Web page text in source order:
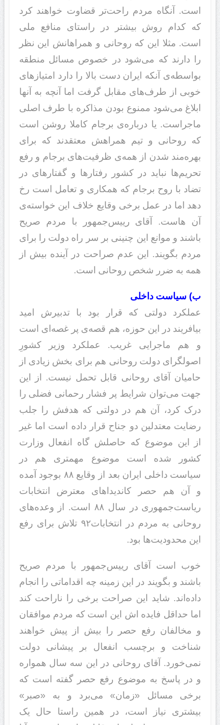
است. آنگاه مردم راحت‌تر قضاوت خواهند کرد
که کدام روش بیشتر در راستای منافع ملی
است. مثلا این که روحانی و همراهانش این نظر
را دارند که می‌شود در خصوص مسائل منطقه
بواسطه‌ی آنکه ایران دست بالا را دارد امتیازهای
خوبی از طرف‌های مقابل گرفت اما آنچه به آنها
ابلاغ می‌شود ‌‌‌ممنوع بودن مذاکره‌‌‌ با طرف اصلی
ماجراست. یا درباره‌ی برجام کاملا روشن است
که روحانی و تیم همراهش معتقدند که برای
بهره‌مند شدن از همه‌ی ظرفیت‌های برجام و رفع
تحریم‌ها نباید در کشور رفتارها و گفتارهای در
تضاد با روح برجام که همکاری و تعامل است رخ
دهد اما در عمل برخی وقایع خلاف این خواسته‌ی
آن هاست. آقای رییس‌جمهور ‌با مردم صریح
باشند و موانع این چنینی بر سر راه دولت را برای
مردم بگویند. این عدم صراحت در آینده بیش از
همه به ضرر شخص روحانی است.
ب) سیاست داخلی
عملکرد دولتی که قرار بود با تدبیرش امید
بیافریند در این حوزه، هم قصه‌ی پر غصه‌ای است
و هم ماجرایی غریب. عملکرد وزیر کشورِ
اصولگرای دولت روحانی هم برای بخش زیادی از
حامیان آقای روحانی قابل تحمل نیست. از این
جهت می‌توان شرایط پر فشار رحمانی فضلی را
درک کرد، آن هم در دولتی که هدفش را جلب
رضایت معتدلین دو جناح قرار داده است اما غیر
از این موضوع که حاصلش گاه انفعال وزارت
کشور شده است موضوع مهمتری هم در
سیاست داخلی ایران بعد از وقایع ۸۸ بوجود آمده
و آن هم حصر کاندیداهای معترض انتخابات
ریاست‌جمهوری در سال ۸۸ است. از وعده‌های
روحانی به مردم در انتخابات۹۲ تلاش برای رفع
این محدودیت‌ها بود.
خوب است آقای رییس‌جمهور ‌با مردم صریح
باشند و بگویند در این زمینه چه اقداماتی را انجام
داده‌اند. شاید این صراحت برخی را ناراحت کند
اما حداقل فایده اش این است که مردم موافقان
و مخالفان رفع حصر را بیش از پیش خواهند
شناخت و برچسب انفعال بر پیشانی دولت
نمی‌خورد. آقای روحانی در این سه سال همواره
و در پاسخ به موضوع رفع حصر گفته است که
برخی مسائل «زمان» می‌برد و به «صبر»
بیشتری نیاز است، در همین راستا حال یک